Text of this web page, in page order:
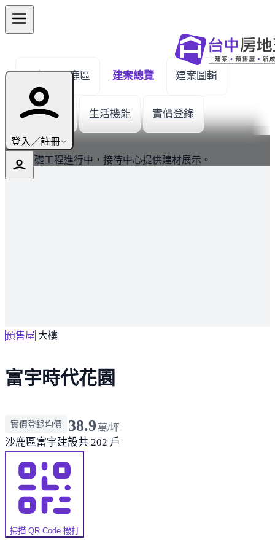
登入／註冊
← 返回沙鹿區 建案總覽 建案圖輯
建材設備 生活機能 實價登錄
最新
建案基礎工程進行中，接待中心提供建材展示。
預售屋 大樓
富宇時代花園
實價登錄均價 38.9 萬/坪
沙鹿區富宇建設共 202 戶
掃描 QR Code 撥打